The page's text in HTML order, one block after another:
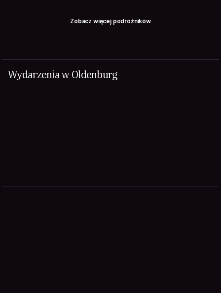
Zobacz więcej podróżników
Wydarzenia w Oldenburg